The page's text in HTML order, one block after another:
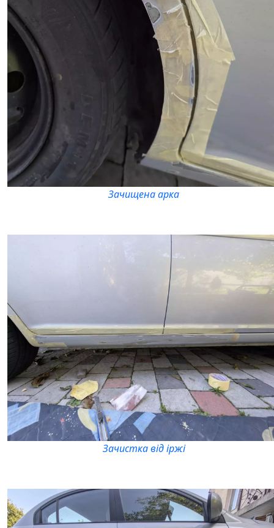
Зачищена арка
Зачистка від іржі